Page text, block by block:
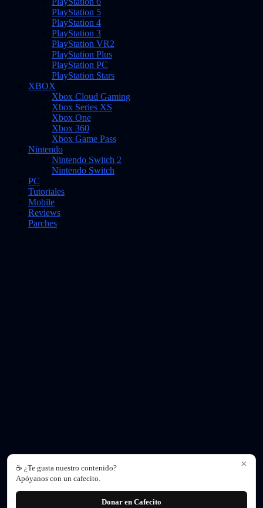
PlayStation 5
PlayStation 4
PlayStation 3
PlayStation VR2
PlayStation Plus
PlayStation PC
PlayStation Stars
XBOX
Xbox Cloud Gaming
Xbox Series XS
Xbox One
Xbox 360
Xbox Game Pass
Nintendo
Nintendo Switch 2
Nintendo Switch
PC
Tutoriales
Mobile
Reviews
Parches
×
☕ ¿Te gusta nuestro contenido?
Apóyanos con un cafecito.
Donar en Cafecito